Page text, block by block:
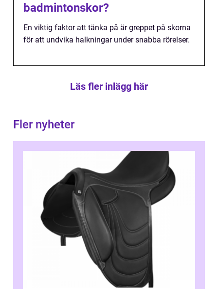
badmintonskor?
En viktig faktor att tänka på är greppet på skorna
för att undvika halkningar under snabba rörelser.
Läs fler inlägg här
Fler nyheter